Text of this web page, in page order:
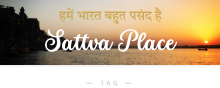
― TAG ―